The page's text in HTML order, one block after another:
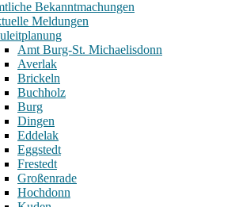
Bekanntmachungen
Meldungen
Amt Burg-St. Michaelisdonn
Averlak
Brickeln
Buchholz
Burg
Dingen
Eddelak
Eggstedt
Frestedt
Großenrade
Hochdonn